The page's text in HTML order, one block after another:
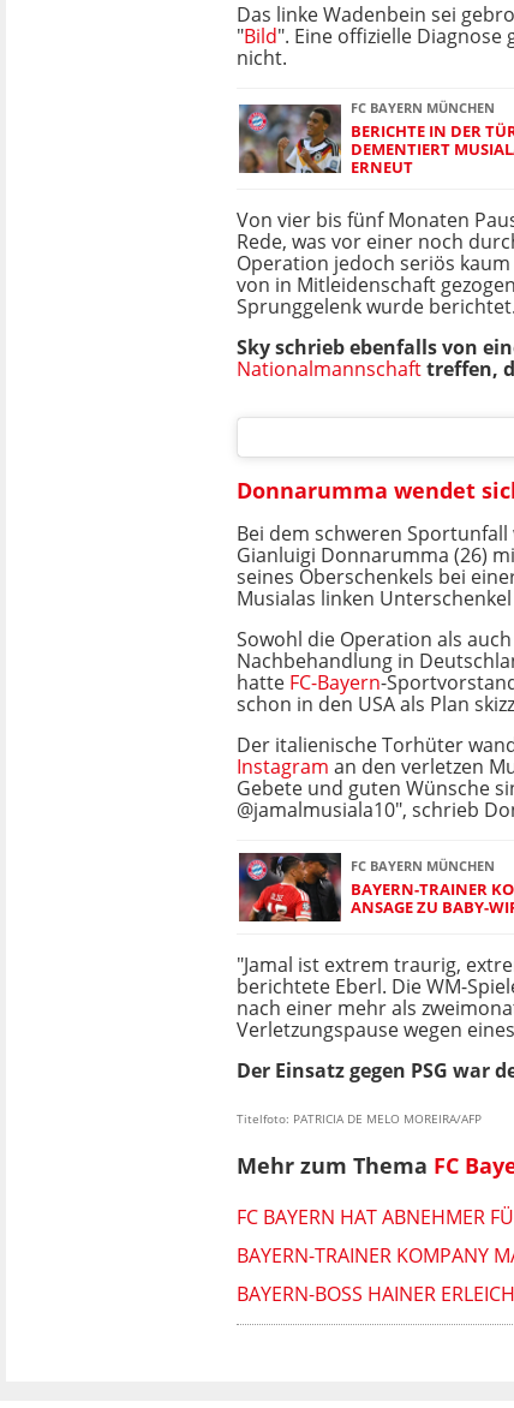
Das linke Wadenbein sei
"Bild". Eine offizielle Diagnose
nicht.
FC BAYERN MÜNCHEN
BERICHTE IN DER
DEMENTIERT
ERNEUT
Von vier bis fünf Monaten
Rede, was vor einer noch
Operation jedoch seriös kaum
von in Mitleidenschaft
Sprunggelenk wurde berichtet.
Sky schrieb ebenfalls von
Nationalmannschafttreffen,
Donnarumma wendet
Bei dem schweren Sportunfall
Gianluigi Donnarumma (26)
seines Oberschenkels bei
Musialas linken
Sowohl die Operation als
Nachbehandlung in
hatte FC-Bayern-
schon in den USA als Plan
Der italienische Torhüter
Instagram an den verletzen
Gebete und guten Wünsche
@jamalmusiala10", schrieb
FC BAYERN MÜNCHEN
BAYERN-TRAINER
ANSAGE ZU BABY-
"Jamal ist extrem traurig,
berichtete Eberl. Die WM-
nach einer mehr als
Verletzungspause wegen
Der Einsatz gegen PSG war
Titelfoto: PATRICIA DE MELO MOREIRA/AFP
Mehr zum Thema FC
FC BAYERN HAT ABNEHMER
BAYERN-TRAINER KOMPANY
BAYERN-BOSS HAINER